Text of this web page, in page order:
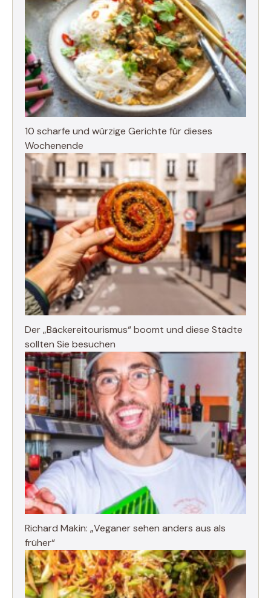
10 scharfe und würzige Gerichte für dieses
Wochenende
Der „Bäckereitourismus“ boomt und diese Städte
sollten Sie besuchen
Richard Makin: „Veganer sehen anders aus als
früher“